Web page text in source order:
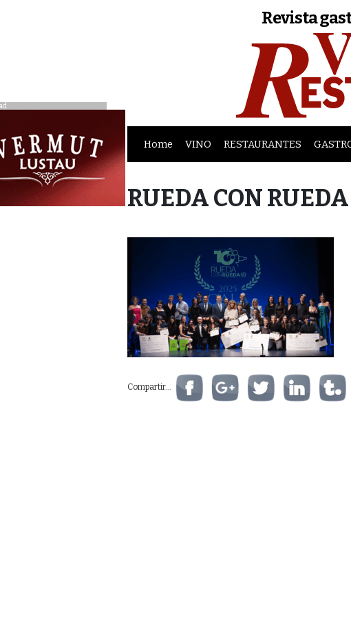
Revista
Home VINO RESTAURANTES
RUEDA CON
Compartir...